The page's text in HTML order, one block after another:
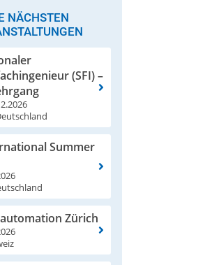
NÄCHSTEN
(SFI) –
Summer
Zürich